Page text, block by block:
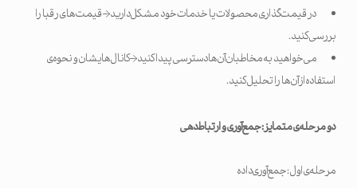
در قیمت‌گذاری محصولات یا خدمات خود مشکل دارید→ قیمت‌های رقبا را
بررسی کنید.
می‌خواهید به مخاطبان آن‌ها دسترسی پیدا کنید→ کانال‌هایشان و نحوه‌ی
استفاده از آن‌ها را تحلیل کنید.
دو مرحله‌ی متمایز: جمع‌آوری و ارتباط‌دهی
مرحله‌ی اول: جمع‌آوری داده